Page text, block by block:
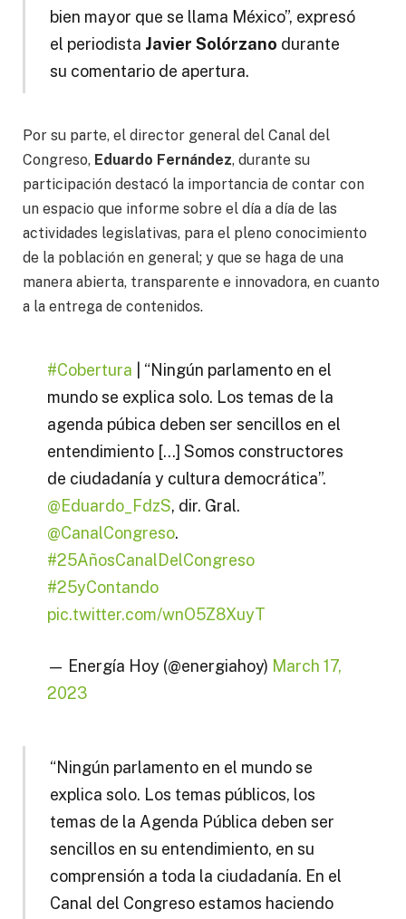
bien mayor que se llama México”, expresó
el periodista Javier Solórzano durante
su comentario de apertura.
Por su parte, el director general del Canal del
Congreso, Eduardo Fernández, durante su
participación destacó la importancia de contar con
un espacio que informe sobre el día a día de las
actividades legislativas, para el pleno conocimiento
de la población en general; y que se haga de una
manera abierta, transparente e innovadora, en cuanto
a la entrega de contenidos.
#Cobertura | “Ningún parlamento en el
mundo se explica solo. Los temas de la
agenda púbica deben ser sencillos en el
entendimiento […] Somos constructores
de ciudadanía y cultura democrática”.
@Eduardo_FdzS, dir. Gral.
@CanalCongreso.
#25AñosCanalDelCongreso
#25yContando
pic.twitter.com/wnO5Z8XuyT
— Energía Hoy (@energiahoy) March 17,
2023
“Ningún parlamento en el mundo se
explica solo. Los temas públicos, los
temas de la Agenda Pública deben ser
sencillos en su entendimiento, en su
comprensión a toda la ciudadanía. En el
Canal del Congreso estamos haciendo